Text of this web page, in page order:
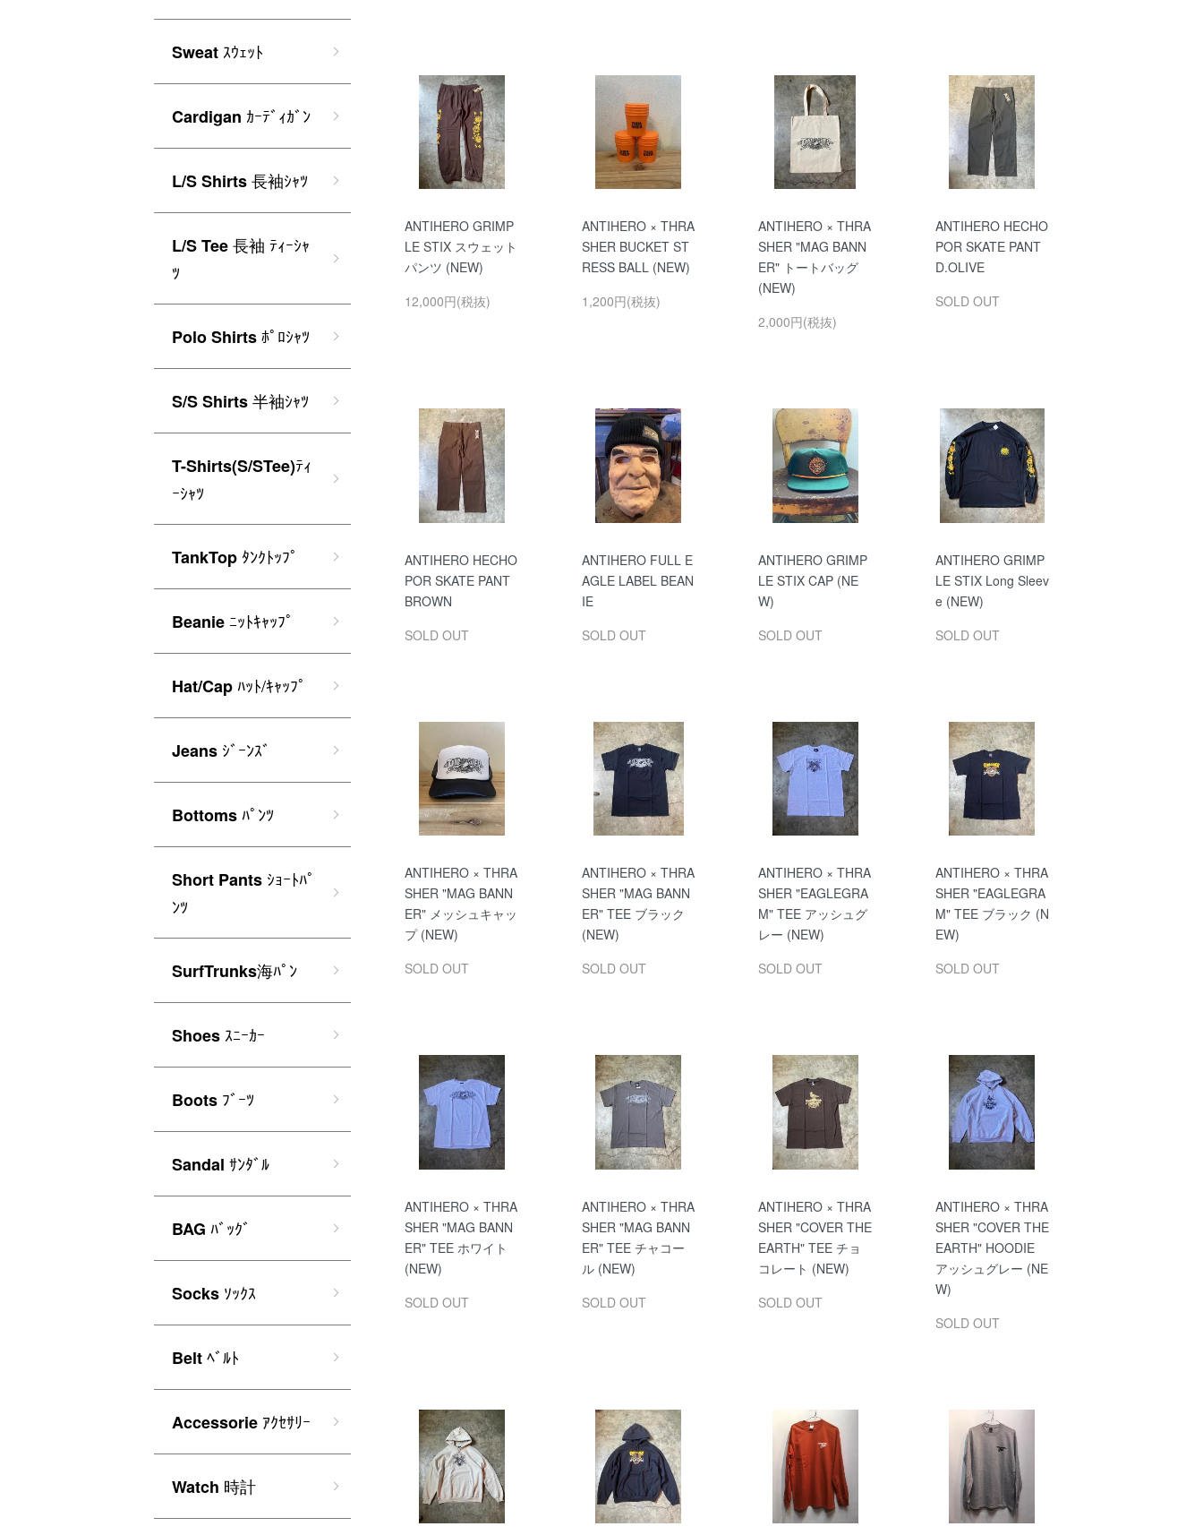
ANTIHERO GRIMP
LE STIX スウェット
パンツ (NEW)
12,000円(税抜)
ANTIHERO × THRA
SHER BUCKET ST
RESS BALL (NEW)
1,200円(税抜)
ANTIHERO × THRA
SHER "MAG BANN
ER" トートバッグ
(NEW)
2,000円(税抜)
ANTIHERO HECHO
POR SKATE PANT
D.OLIVE
SOLD OUT
ANTIHERO HECHO
POR SKATE PANT
BROWN
SOLD OUT
ANTIHERO FULL E
AGLE LABEL BEAN
IE
SOLD OUT
ANTIHERO GRIMP
LE STIX CAP (NE
W)
SOLD OUT
ANTIHERO GRIMP
LE STIX Long Sleev
e (NEW)
SOLD OUT
ANTIHERO × THRA
SHER "MAG BANN
ER" メッシュキャッ
プ (NEW)
SOLD OUT
ANTIHERO × THRA
SHER "MAG BANN
ER" TEE ブラック
(NEW)
SOLD OUT
ANTIHERO × THRA
SHER "EAGLEGRA
M" TEE アッシュグ
レー (NEW)
SOLD OUT
ANTIHERO × THRA
SHER "EAGLEGRA
M" TEE ブラック (N
EW)
SOLD OUT
ANTIHERO × THRA
SHER "MAG BANN
ER" TEE ホワイト
(NEW)
SOLD OUT
ANTIHERO × THRA
SHER "MAG BANN
ER" TEE チャコー
ル (NEW)
SOLD OUT
ANTIHERO × THRA
SHER "COVER THE
EARTH" TEE チョ
コレート (NEW)
SOLD OUT
ANTIHERO × THRA
SHER "COVER THE
EARTH" HOODIE
アッシュグレー (NE
W)
SOLD OUT
Sweat ｽｳｪｯﾄ
Cardigan ｶｰﾃﾞｨｶﾞﾝ
L/S Shirts長袖ｼｬﾂ
L/S Tee長袖 ﾃｨｰｼｬ
ﾂ
Polo Shirtsﾎﾟﾛｼｬﾂ
S/S Shirts半袖ｼｬﾂ
T-Shirts(S/STee)ﾃｨ
ｰｼｬﾂ
TankTop ﾀﾝｸﾄｯﾌﾟ
Beanieﾆｯﾄｷｬｯﾌﾟ
Hat/Capﾊｯﾄ/ｷｬｯﾌﾟ
Jeans ｼﾞｰﾝｽﾞ
Bottomsﾊﾟﾝﾂ
Short Pants ｼｮｰﾄﾊﾟ
ﾝﾂ
SurfTrunks海ﾊﾟﾝ
Shoes ｽﾆｰｶｰ
Boots ﾌﾞｰﾂ
Sandal ｻﾝﾀﾞﾙ
BAG ﾊﾞｯｸﾞ
Socks ｿｯｸｽ
Beltﾍﾞﾙﾄ
Accessorie ｱｸｾｻﾘｰ
Watch 時計